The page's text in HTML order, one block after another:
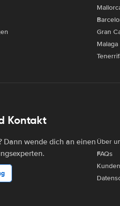
Gran
Malaga
Kontakt
Dann wende dich an einen Über
FAQs